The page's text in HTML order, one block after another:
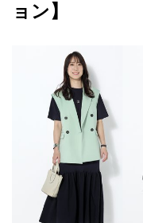
ョン】